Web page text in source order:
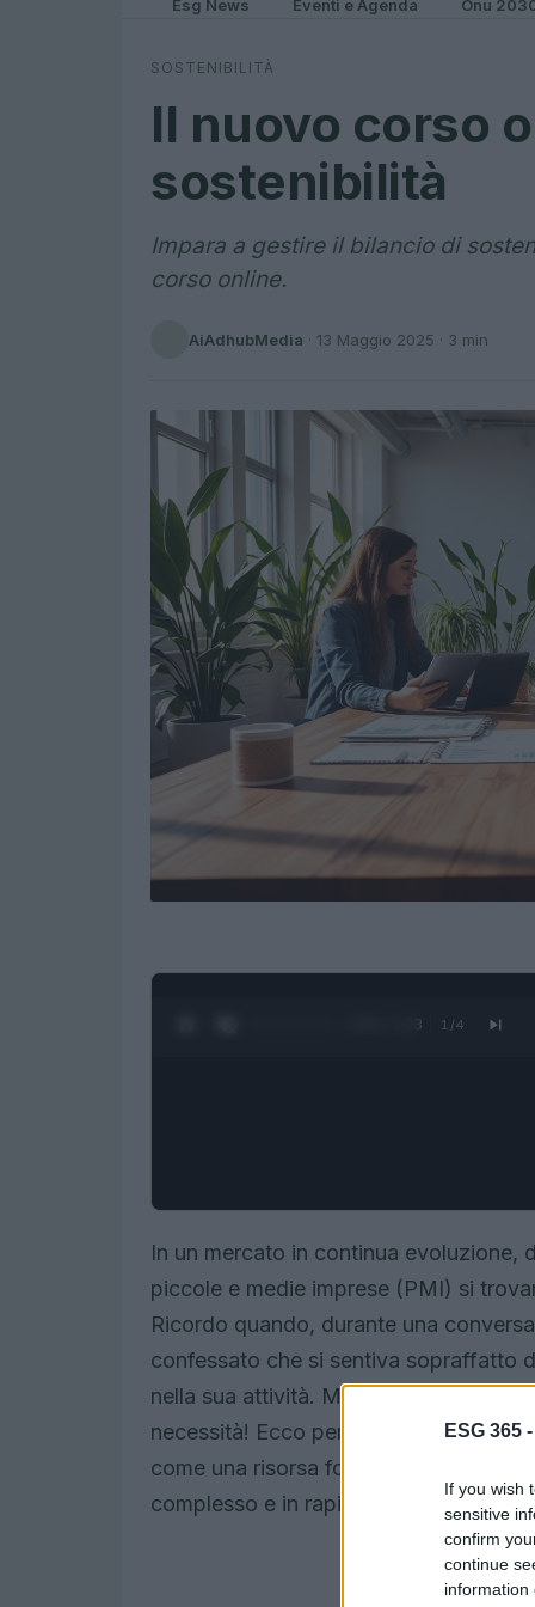
ESG 365 -
If you wish
sensitive
confirm
continue
information
Esg News Eventi e Agenda Onu
SOSTENIBILITÀ
Il nuovo corso
sostenibilità
Impara a gestire il bilancio di
corso online.
AiAdhubMedia · 13 Maggio 2025 · 3 min
0:27 / 1:23 1 /4
In un mercato in continua evoluzione,
piccole e medie imprese (PMI) si
Ricordo quando, durante una
confessato che si sentiva sopraffatto
nella sua attività. Ma, come molti
necessità! Ecco perché il nuovo corso
come una risorsa fondamentale per
complesso e in rapida trasformazione.